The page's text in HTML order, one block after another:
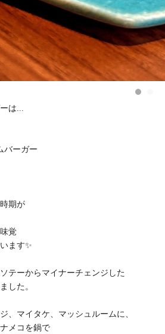
は...
ーガー
期が
覚
ます✨
テーからマイナーチェンジした
した。
、マイタケ、マッシュルームに、
メコを鍋で